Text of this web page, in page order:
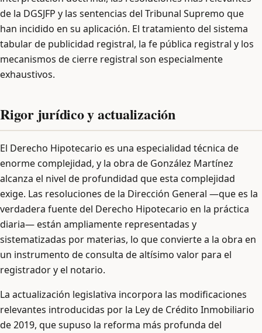
de la DGSJFP y las sentencias del Tribunal Supremo que
han incidido en su aplicación. El tratamiento del sistema
tabular de publicidad registral, la fe pública registral y los
mecanismos de cierre registral son especialmente
exhaustivos.
Rigor jurídico y actualización
El Derecho Hipotecario es una especialidad técnica de
enorme complejidad, y la obra de González Martínez
alcanza el nivel de profundidad que esta complejidad
exige. Las resoluciones de la Dirección General —que es la
verdadera fuente del Derecho Hipotecario en la práctica
diaria— están ampliamente representadas y
sistematizadas por materias, lo que convierte a la obra en
un instrumento de consulta de altísimo valor para el
registrador y el notario.
La actualización legislativa incorpora las modificaciones
relevantes introducidas por la Ley de Crédito Inmobiliario
de 2019, que supuso la reforma más profunda del